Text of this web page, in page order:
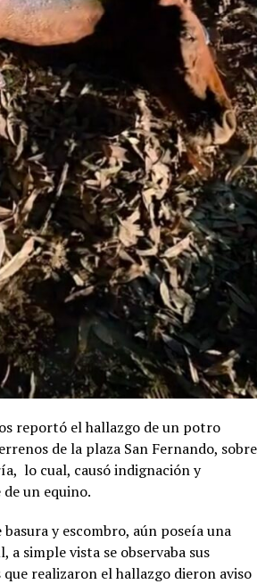
reportó el hallazgo de un potro
de la plaza San Fernando, sobre
lo cual, causó indignación y
un equino.
y escombro, aún poseía una
a simple vista se observaba sus
que realizaron el hallazgo dieron aviso